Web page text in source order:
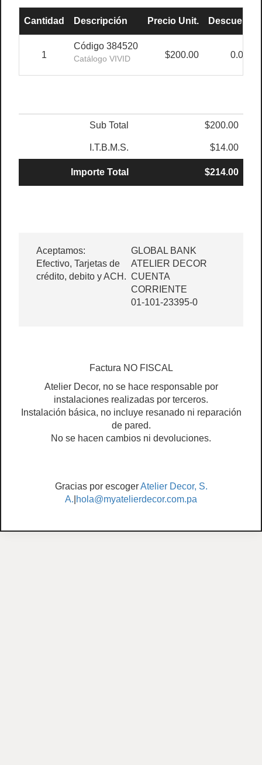
Cantidad Descripción Precio Unit. Descuento
1
Código 384520
Catálogo VIVID $200.00 0.00%
Sub Total $200.00
I.T.B.M.S. $14.00
Importe Total $214.00
Aceptamos:
Efectivo, Tarjetas de
crédito, debito y ACH.
GLOBAL BANK
ATELIER DECOR
CUENTA
CORRIENTE
01-101-23395-0
Factura NO FISCAL
Atelier Decor, no se hace responsable por
instalaciones realizadas por terceros.
Instalación básica, no incluye resanado ni reparación
de pared.
No se hacen cambios ni devoluciones.
Gracias por escogerAtelier Decor, S.
A. hola@myatelierdecor.com.pa